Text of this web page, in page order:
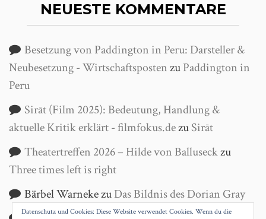
NEUESTE KOMMENTARE
Besetzung von Paddington in Peru: Darsteller &
Neubesetzung - WirtschaftspostenzuPaddington in
Peru
Sirāt (Film 2025): Bedeutung, Handlung &
aktuelle Kritik erklärt - filmfokus.dezuSirāt
Theatertreffen 2026 – Hilde von Balluseckzu
Three times left is right
Bärbel WarnekezuDas Bildnis des Dorian Gray
Datenschutz und Cookies: Diese Website verwendet Cookies. Wenn du die